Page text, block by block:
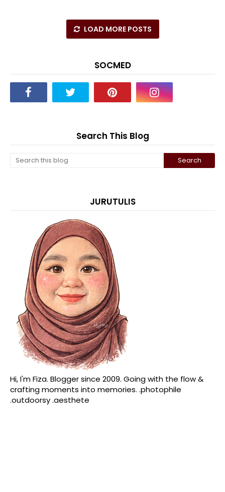
LOAD MORE POSTS
SOCMED
Search This Blog
JURUTULIS
Hi, I'm Fiza. Blogger since 2009. Going with the flow &
crafting moments into memories. .photophile
.outdoorsy .aesthete